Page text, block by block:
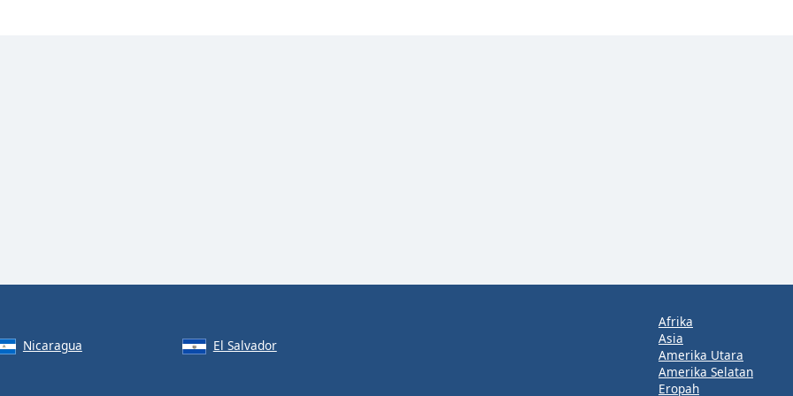
Nicaragua El Salvador
Afrika
Asia
Amerika Utara
Amerika Selatan
Eropah